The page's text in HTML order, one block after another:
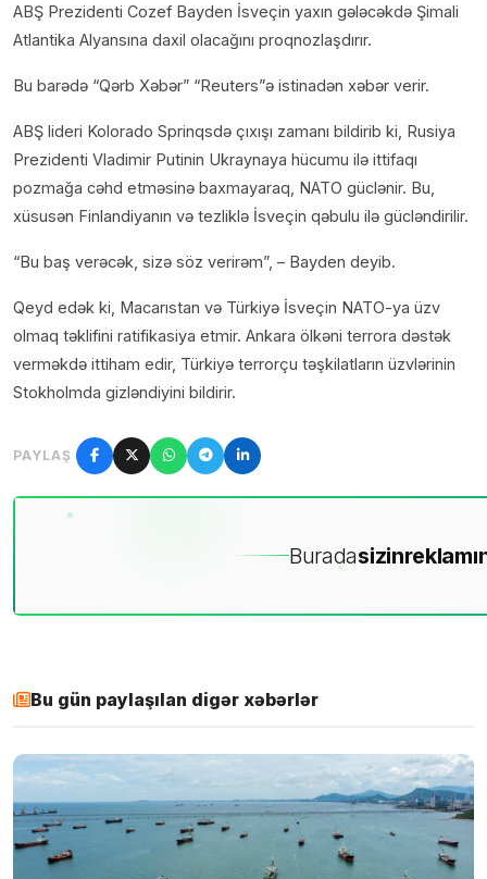
ABŞ Prezidenti Cozef Bayden İsveçin yaxın gələcəkdə Şimali
Atlantika Alyansına daxil olacağını proqnozlaşdırır.
Bu barədə “Qərb Xəbər” “Reuters”ə istinadən xəbər verir.
ABŞ lideri Kolorado Sprinqsdə çıxışı zamanı bildirib ki, Rusiya
Prezidenti Vladimir Putinin Ukraynaya hücumu ilə ittifaqı
pozmağa cəhd etməsinə baxmayaraq, NATO güclənir. Bu,
xüsusən Finlandiyanın və tezliklə İsveçin qəbulu ilə gücləndirilir.
“Bu baş verəcək, sizə söz verirəm”, – Bayden deyib.
Qeyd edək ki, Macarıstan və Türkiyə İsveçin NATO-ya üzv
olmaq təklifini ratifikasiya etmir. Ankara ölkəni terrora dəstək
verməkdə ittiham edir, Türkiyə terrorçu təşkilatların üzvlərinin
Stokholmda gizləndiyini bildirir.
PAYLAŞ
Buradasizin
Bu gün paylaşılan digər xəbərlər